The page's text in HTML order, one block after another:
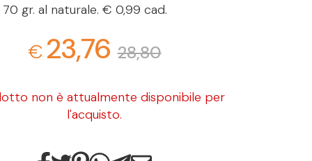
gr. al naturale. € 0,99 cad.
€23,76 28,80
non è attualmente disponibile per
l'acquisto.